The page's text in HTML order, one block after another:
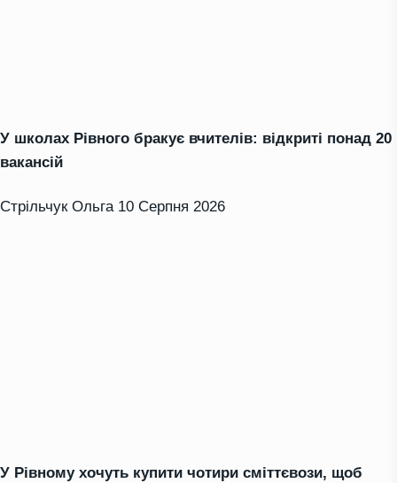
У школах Рівного бракує вчителів: відкриті понад 20
вакансій
Стрільчук Ольга 10 Серпня 2026
У Рівному хочуть купити чотири сміттєвози, щоб